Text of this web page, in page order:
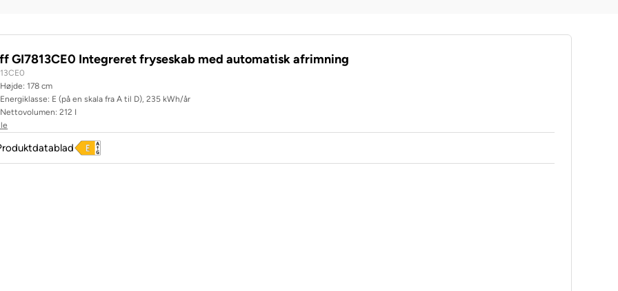
GI7813CE0 Integreret fryseskab med automatisk afrimning
Højde: 178 cm
Energiklasse: E (på en skala fra A til D), 235 kWh/år
Nettovolumen: 212 I